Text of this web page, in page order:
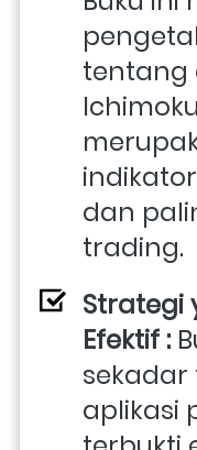
tentang
dan
trading.
Strategi
Efektif :
sekadar
aplikasi